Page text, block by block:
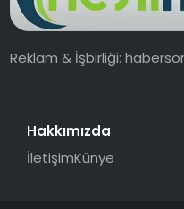
Reklam & İşbirliği:
Hakkımızda
İletişimKünye